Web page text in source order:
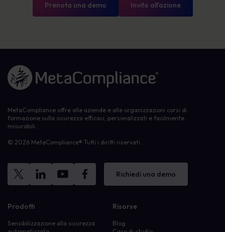
Prenota una demo Invito all'azione
Link alla homepage
MetaCompliance offre alle aziende e alle organizzazioni corsi di
formazione sulla sicurezza efficaci, personalizzati e facilmente
misurabili.
© 2026 MetaCompliance® Tutti i diritti riservati.
Richiedi una demo
Prodotti
Sensibilizzazione alla sicurezza
Risorse
Blog